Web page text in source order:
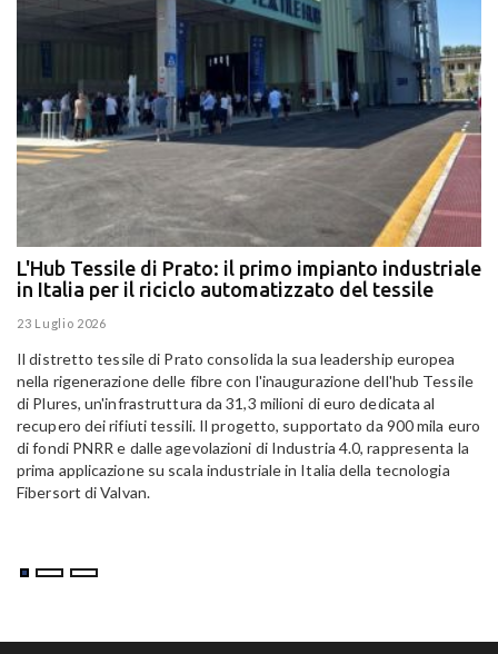
L'Hub Tessile di Prato: il primo impianto industriale
in Italia per il riciclo automatizzato del tessile
23 Luglio 2026
Il distretto tessile di Prato consolida la sua leadership europea
nella rigenerazione delle fibre con l'inaugurazione dell'hub Tessile
di Plures, un'infrastruttura da 31,3 milioni di euro dedicata al
recupero dei rifiuti tessili. Il progetto, supportato da 900 mila euro
di fondi PNRR e dalle agevolazioni di Industria 4.0, rappresenta la
prima applicazione su scala industriale in Italia della tecnologia
Fibersort di Valvan.